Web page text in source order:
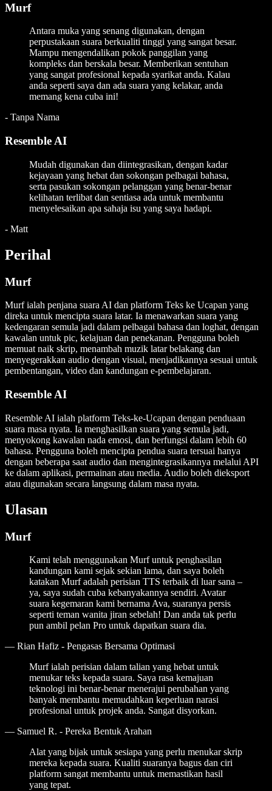
Murf
Antara muka yang senang digunakan, dengan
perpustakaan suara berkualiti tinggi yang sangat besar.
Mampu mengendalikan pokok panggilan yang
kompleks dan berskala besar. Memberikan sentuhan
yang sangat profesional kepada syarikat anda. Kalau
anda seperti saya dan ada suara yang kelakar, anda
memang kena cuba ini!
- Tanpa Nama
Resemble AI
Mudah digunakan dan diintegrasikan, dengan kadar
kejayaan yang hebat dan sokongan pelbagai bahasa,
serta pasukan sokongan pelanggan yang benar-benar
kelihatan terlibat dan sentiasa ada untuk membantu
menyelesaikan apa sahaja isu yang saya hadapi.
- Matt
Perihal
Murf
Murf ialah penjana suara AI dan platform Teks ke Ucapan yang
direka untuk mencipta suara latar. Ia menawarkan suara yang
kedengaran semula jadi dalam pelbagai bahasa dan loghat, dengan
kawalan untuk pic, kelajuan dan penekanan. Pengguna boleh
memuat naik skrip, menambah muzik latar belakang dan
menyegerakkan audio dengan visual, menjadikannya sesuai untuk
pembentangan, video dan kandungan e-pembelajaran.
Resemble AI
Resemble AI ialah platform Teks-ke-Ucapan dengan penduaan
suara masa nyata. Ia menghasilkan suara yang semula jadi,
menyokong kawalan nada emosi, dan berfungsi dalam lebih 60
bahasa. Pengguna boleh mencipta pendua suara tersuai hanya
dengan beberapa saat audio dan mengintegrasikannya melalui API
ke dalam aplikasi, permainan atau media. Audio boleh dieksport
atau digunakan secara langsung dalam masa nyata.
Ulasan
Murf
Kami telah menggunakan Murf untuk penghasilan
kandungan kami sejak sekian lama, dan saya boleh
katakan Murf adalah perisian TTS terbaik di luar sana –
ya, saya sudah cuba kebanyakannya sendiri. Avatar
suara kegemaran kami bernama Ava, suaranya persis
seperti teman wanita jiran sebelah! Dan anda tak perlu
pun ambil pelan Pro untuk dapatkan suara dia.
— Rian Hafiz - Pengasas Bersama Optimasi
Murf ialah perisian dalam talian yang hebat untuk
menukar teks kepada suara. Saya rasa kemajuan
teknologi ini benar-benar menerajui perubahan yang
banyak membantu memudahkan keperluan narasi
profesional untuk projek anda. Sangat disyorkan.
— Samuel R. - Pereka Bentuk Arahan
Alat yang bijak untuk sesiapa yang perlu menukar skrip
mereka kepada suara. Kualiti suaranya bagus dan ciri
platform sangat membantu untuk memastikan hasil
yang tepat.